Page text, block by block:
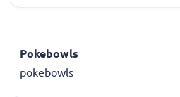
Pokebowls
pokebowls